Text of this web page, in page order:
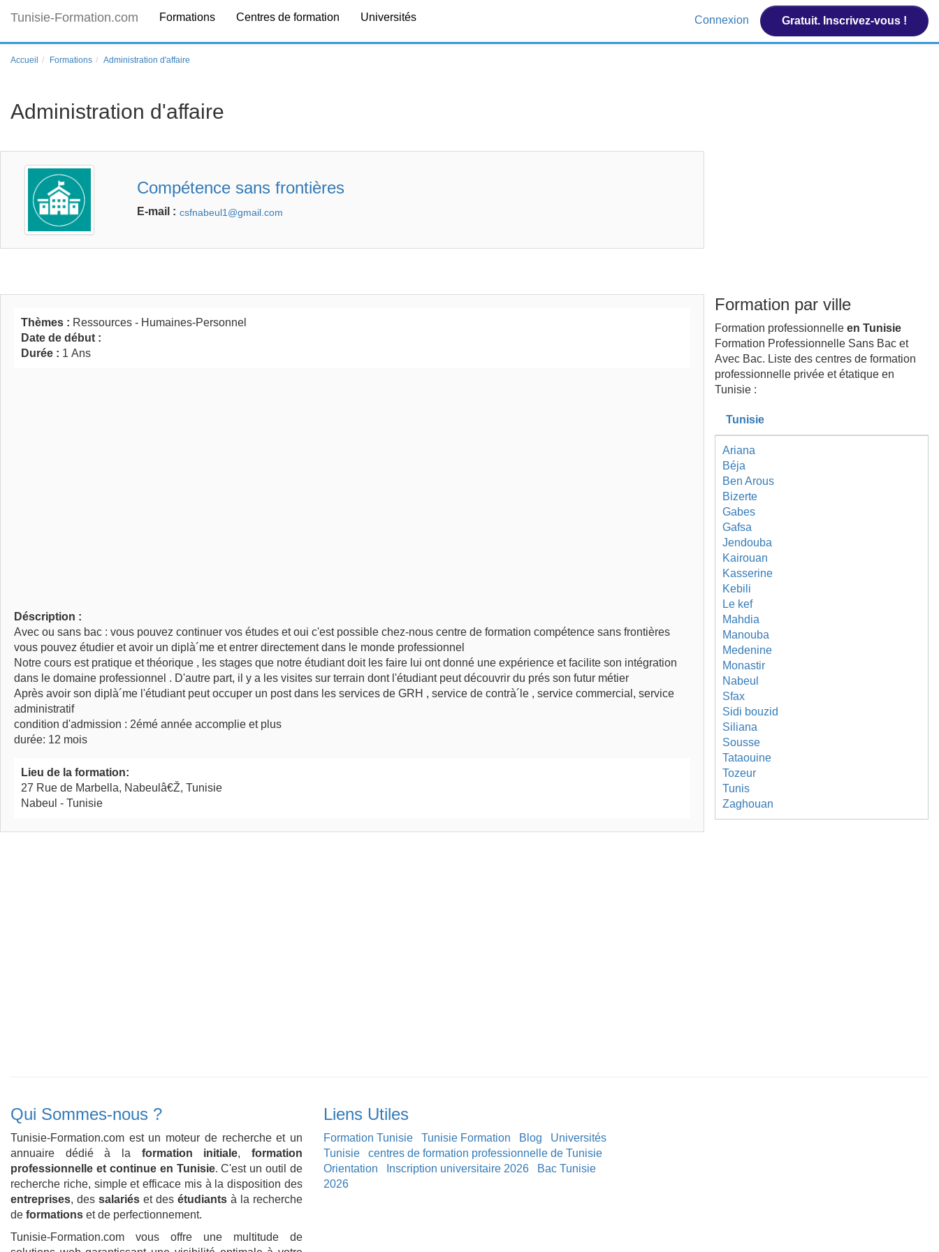
Tunisie-Formation.com Formations Centres de formation Universités Connexion Gratuit. Inscrivez-vous !
Accueil Formations Administration d'affaire
Administration d'affaire
Compétence sans frontières
E-mail :
Thèmes : Ressources - Humaines-Personnel
Date de début :
Durée : 1 Ans
Déscription :
Avec ou sans bac : vous pouvez continuer vos études et oui c'est possible chez-nous centre de formation compétence sans frontières
vous pouvez étudier et avoir un diplà´me et entrer directement dans le monde professionnel
Notre cours est pratique et théorique , les stages que notre étudiant doit les faire lui ont donné une expérience et facilite son intégration
dans le domaine professionnel . D'autre part, il y a les visites sur terrain dont l'étudiant peut découvrir du prés son futur métier
Après avoir son diplà´me l'étudiant peut occuper un post dans les services de GRH , service de contrà´le , service commercial, service
administratif
condition d'admission : 2émé année accomplie et plus
durée: 12 mois
Lieu de la formation:
27 Rue de Marbella, Nabeulâ€Ž, Tunisie
Nabeul - Tunisie
Formation par ville
Formation professionnelle en Tunisie
Formation Professionnelle Sans Bac et
Avec Bac. Liste des centres de formation
professionnelle privée et étatique en
Tunisie :
Tunisie
Ariana
Béja
Ben Arous
Bizerte
Gabes
Gafsa
Jendouba
Kairouan
Kasserine
Kebili
Le kef
Mahdia
Manouba
Medenine
Monastir
Nabeul
Sfax
Sidi bouzid
Siliana
Sousse
Tataouine
Tozeur
Tunis
Zaghouan
Qui Sommes-nous ?
Tunisie-Formation.com est un moteur de recherche et un
annuaire dédié à la formation initiale,formation
professionnelle et continue en Tunisie. C'est un outil de
recherche riche, simple et efficace mis à la disposition des
entreprises, des salariés et des étudiants à la recherche
de formations et de perfectionnement.
Tunisie-Formation.com vous offre une multitude de
Liens Utiles
Formation Tunisie Tunisie Formation Blog
Universités
Tunisie
centres de formation professionnelle de Tunisie
Orientation
Inscription universitaire 2026
Bac Tunisie
2026